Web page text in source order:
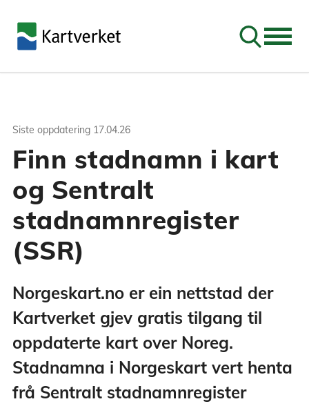
Søk
Siste oppdatering 17.04.26
Finn stadnamn i kart
og Sentralt
stadnamnregister
(SSR)
Norgeskart.no er ein nettstad der
Kartverket gjev gratis tilgang til
oppdaterte kart over Noreg.
Stadnamna i Norgeskart vert henta
frå Sentralt stadnamnregister